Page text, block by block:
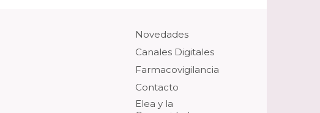
Novedades
Canales Digitales
Farmacovigilancia
Contacto
Elea y la